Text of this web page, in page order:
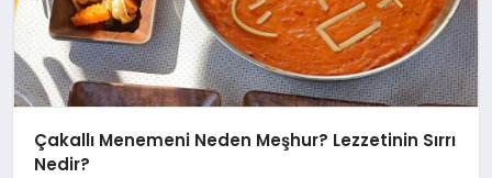
Çakallı Menemeni Neden Meşhur? Lezzetinin Sırrı
Nedir?